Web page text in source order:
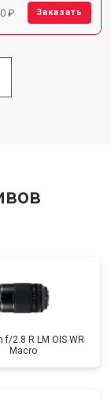
₽ Заказать
f/2.8 R LM OIS WR
Macro